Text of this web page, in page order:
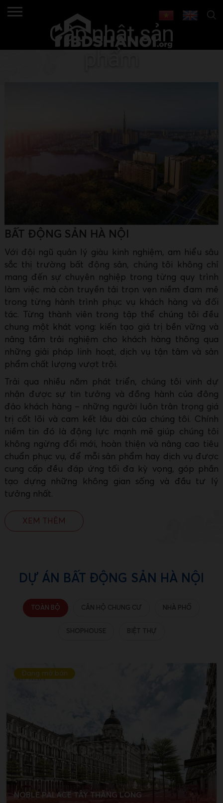
Cập nhật sản
phẩm
BẤT ĐỘNG SẢN HÀ NỘI
Với đội ngũ quản lý giàu kinh nghiệm, am hiểu sâu
sắc thị trường bất động sản, chúng tôi không chỉ
mang đến sự chuyên nghiệp trong từng quy trình
làm việc mà còn truyền tải trọn vẹn niềm đam mê
trong từng hành trình phục vụ khách hàng và đối
tác. Từng thành viên trong tập thể chúng tôi đều
chung một khát vọng: kiến tạo giá trị bền vững và
nâng tầm trải nghiệm cho khách hàng thông qua
những giải pháp linh hoạt, dịch vụ tận tâm và sản
phẩm chất lượng vượt trội.
Trải qua nhiều năm phát triển, chúng tôi vinh dự
nhận được sự tin tưởng và đồng hành của đông
đảo khách hàng – những người luôn trân trọng giá
trị cốt lõi và cam kết lâu dài của chúng tôi. Chính
niềm tin đó là động lực mạnh mẽ giúp chúng tôi
không ngừng đổi mới, hoàn thiện và nâng cao tiêu
chuẩn phục vụ, để mỗi sản phẩm hay dịch vụ được
cung cấp đều đáp ứng tối đa kỳ vọng, góp phần
tạo dựng những không gian sống và đầu tư lý
tưởng nhất.
XEM THÊM
DỰ ÁN BẤT ĐỘNG SẢN HÀ NỘI
TOÀN BỘ CĂN HỘ CHUNG CƯ NHÀ PHỐ
SHOPHOUSE BIỆT THỰ
NOBLE PALACE TÂY THĂNG LONG
Đang mở bán